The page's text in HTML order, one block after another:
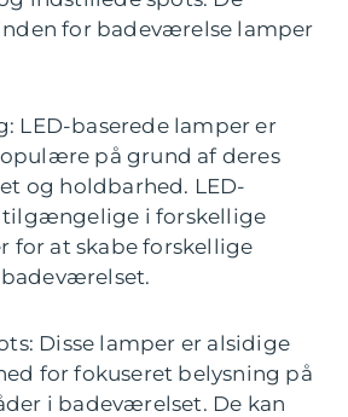
for badeværelse lamper
LED-baserede lamper er
på grund af deres
og holdbarhed. LED-
tilgængelige i forskellige
for at skabe forskellige
Disse lamper er alsidige
for fokuseret belysning på
i badeværelset. De kan